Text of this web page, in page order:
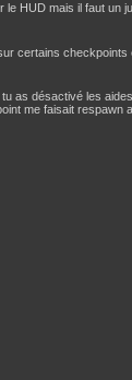
le HUD mais il faut un
certains checkpoints
as désactivé les
me faisait respawn